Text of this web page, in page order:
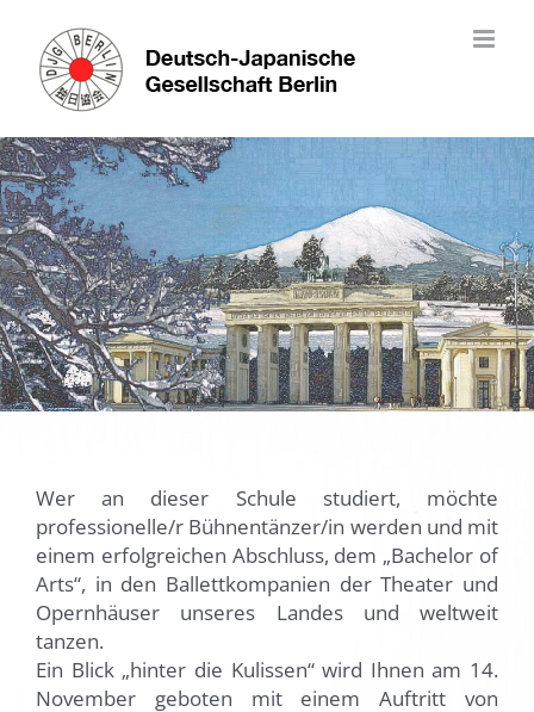
content
Wer an dieser Schule studiert, möchte
professionelle/r Bühnentänzer/in werden und mit
einem erfolgreichen Abschluss, dem „Bachelor of
Arts“, in den Ballettkompanien der Theater und
Opernhäuser unseres Landes und weltweit
tanzen.
Ein Blick „hinter die Kulissen“ wird Ihnen am 14.
November geboten mit einem Auftritt von